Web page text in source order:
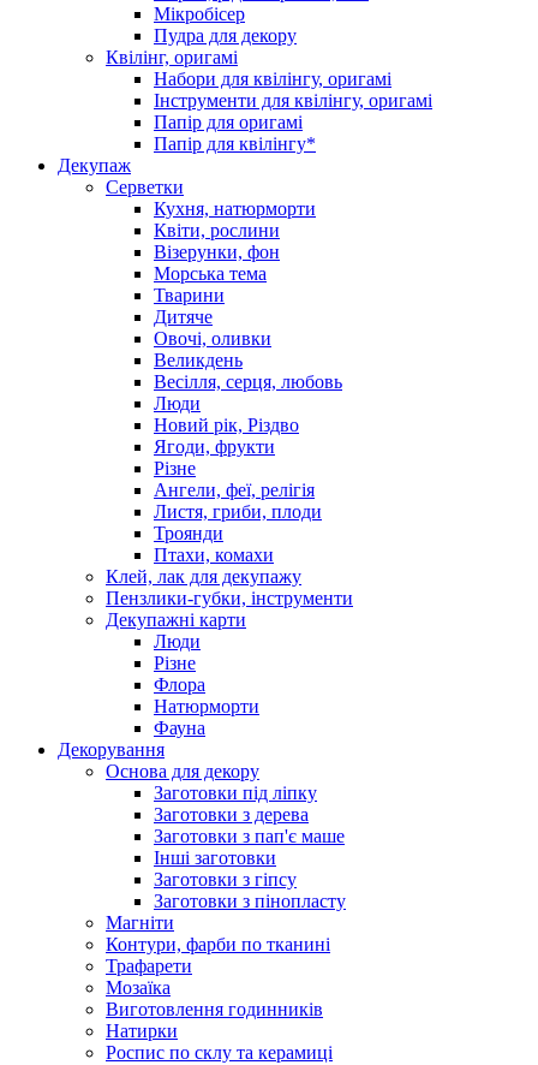
Мікробісер
Пудра для декору
Квілінг, оригамі
Набори для квілінгу, оригамі
Інструменти для квілінгу, оригамі
Папір для оригамі
Папір для квілінгу*
Декупаж
Серветки
Кухня, натюрморти
Квіти, рослини
Візерунки, фон
Морська тема
Тварини
Дитяче
Овочі, оливки
Великдень
Весілля, серця, любовь
Люди
Новий рік, Різдво
Ягоди, фрукти
Різне
Ангели, феї, релігія
Листя, гриби, плоди
Троянди
Птахи, комахи
Клей, лак для декупажу
Пензлики-губки, інструменти
Декупажні карти
Люди
Різне
Флора
Натюрморти
Фауна
Декорування
Основа для декору
Заготовки під ліпку
Заготовки з дерева
Заготовки з пап'є маше
Інші заготовки
Заготовки з гіпсу
Заготовки з пінопласту
Магніти
Контури, фарби по тканині
Трафарети
Мозаїка
Виготовлення годинників
Натирки
Роспис по склу та керамиці